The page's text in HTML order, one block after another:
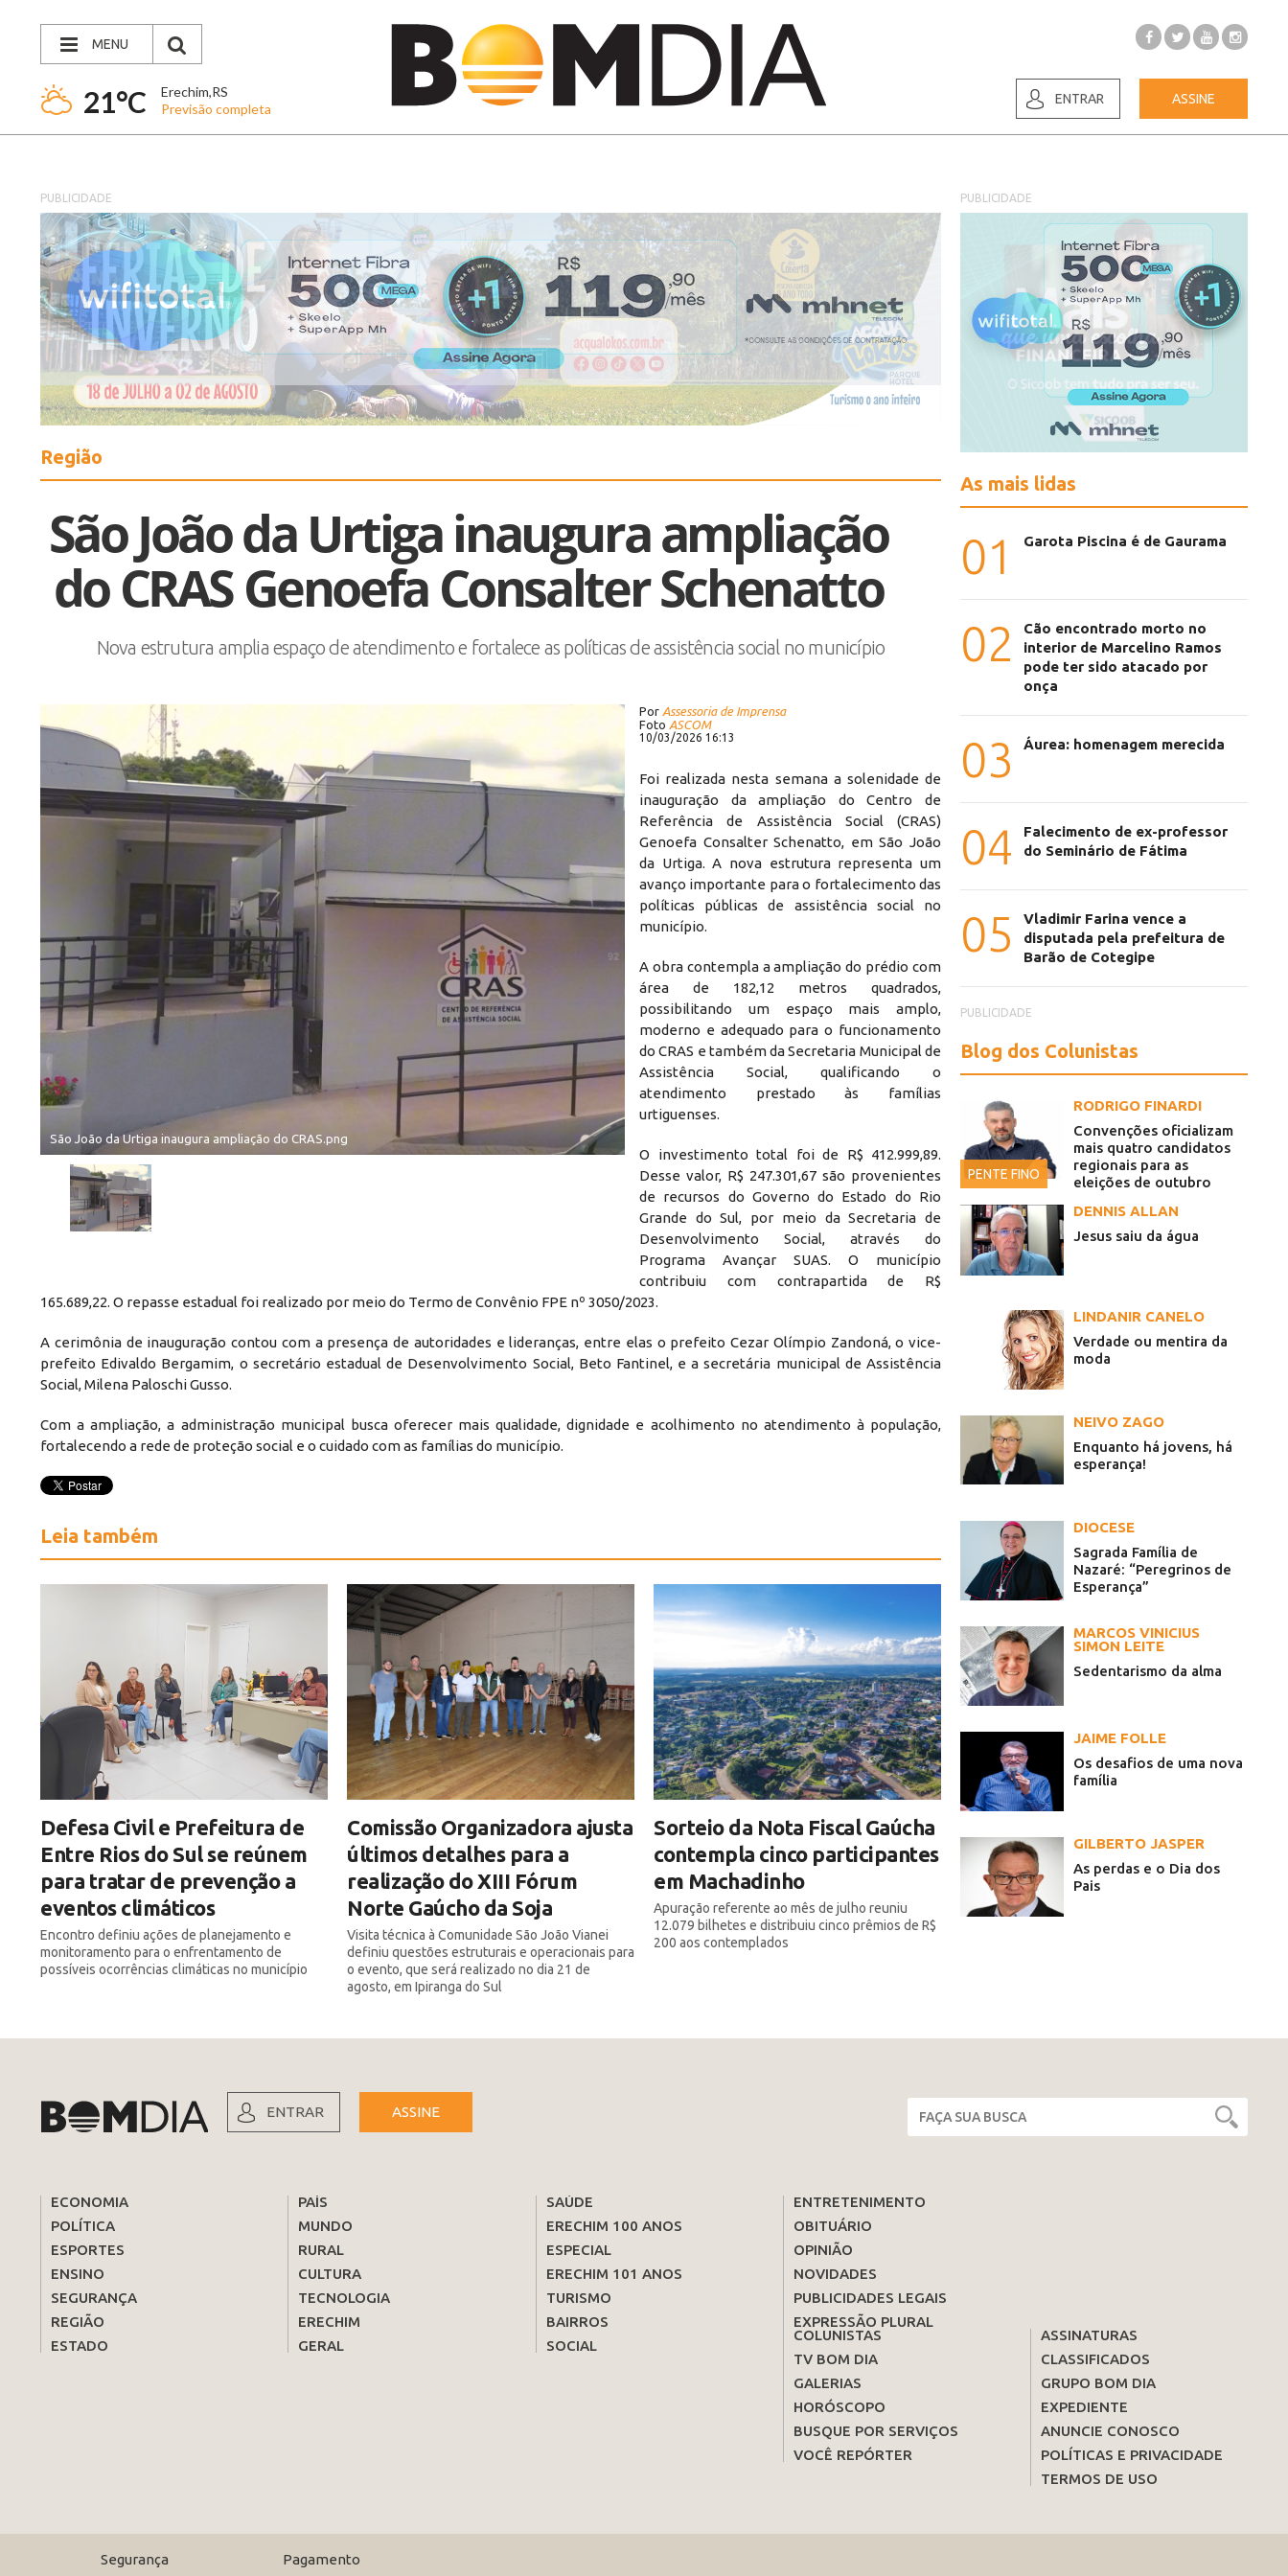
MENU
21°C
Erechim,RS
Previsão completa
ENTRAR ASSINE
PUBLICIDADE
Região
São João da Urtiga inaugura ampliação
do CRAS Genoefa Consalter Schenatto
Nova estrutura amplia espaço de atendimento e fortalece as políticas de assistência social no município
São João da Urtiga inaugura ampliação do CRAS.png
Por Assessoria de Imprensa
Foto ASCOM
10/03/2026 16:13
Foi realizada nesta semana a solenidade de
inauguração da ampliação do Centro de
Referência de Assistência Social (CRAS)
Genoefa Consalter Schenatto, em São João
da Urtiga. A nova estrutura representa um
avanço importante para o fortalecimento das
políticas públicas de assistência social no
município.
A obra contempla a ampliação do prédio com
área de 182,12 metros quadrados,
possibilitando um espaço mais amplo,
moderno e adequado para o funcionamento
do CRAS e também da Secretaria Municipal de
Assistência Social, qualificando o
atendimento prestado às famílias
urtiguenses.
O investimento total foi de R$ 412.999,89.
Desse valor, R$ 247.301,67 são provenientes
de recursos do Governo do Estado do Rio
Grande do Sul, por meio da Secretaria de
Desenvolvimento Social, através do
Programa Avançar SUAS. O município
contribuiu com contrapartida de R$
165.689,22. O repasse estadual foi realizado por meio do Termo de Convênio FPE nº 3050/2023.
A cerimônia de inauguração contou com a presença de autoridades e lideranças, entre elas o prefeito Cezar Olímpio Zandoná, o vice-
prefeito Edivaldo Bergamim, o secretário estadual de Desenvolvimento Social, Beto Fantinel, e a secretária municipal de Assistência
Social, Milena Paloschi Gusso.
Com a ampliação, a administração municipal busca oferecer mais qualidade, dignidade e acolhimento no atendimento à população,
fortalecendo a rede de proteção social e o cuidado com as famílias do município.
Leia também
Defesa Civil e Prefeitura de
Entre Rios do Sul se reúnem
para tratar de prevenção a
eventos climáticos
Encontro definiu ações de planejamento e
monitoramento para o enfrentamento de
possíveis ocorrências climáticas no município
Comissão Organizadora ajusta
últimos detalhes para a
realização do XIII Fórum
Norte Gaúcho da Soja
Visita técnica à Comunidade São João Vianei
definiu questões estruturais e operacionais para
o evento, que será realizado no dia 21 de
agosto, em Ipiranga do Sul
Sorteio da Nota Fiscal Gaúcha
contempla cinco participantes
em Machadinho
Apuração referente ao mês de julho reuniu
12.079 bilhetes e distribuiu cinco prêmios de R$
200 aos contemplados
PUBLICIDADE
As mais lidas
01 Garota Piscina é de Gaurama
02
Cão encontrado morto no
interior de Marcelino Ramos
pode ter sido atacado por
onça
03 Áurea: homenagem merecida
04
Falecimento de ex-professor
do Seminário de Fátima
05
Vladimir Farina vence a
disputada pela prefeitura de
Barão de Cotegipe
PUBLICIDADE
Blog dos Colunistas
PENTE FINO
RODRIGO FINARDI
Convenções oficializam
mais quatro candidatos
regionais para as
eleições de outubro
DENNIS ALLAN
Jesus saiu da água
LINDANIR CANELO
Verdade ou mentira da
moda
NEIVO ZAGO
Enquanto há jovens, há
esperança!
DIOCESE
Sagrada Família de
Nazaré: “Peregrinos de
Esperança”
MARCOS VINICIUS
SIMON LEITE
Sedentarismo da alma
JAIME FOLLE
Os desafios de uma nova
família
GILBERTO JASPER
As perdas e o Dia dos
Pais
ENTRAR ASSINE
ECONOMIA
POLÍTICA
ESPORTES
ENSINO
SEGURANÇA
REGIÃO
ESTADO
PAÍS
MUNDO
RURAL
CULTURA
TECNOLOGIA
ERECHIM
GERAL
SAÚDE
ERECHIM 100 ANOS
ESPECIAL
ERECHIM 101 ANOS
TURISMO
BAIRROS
SOCIAL
ENTRETENIMENTO
OBITUÁRIO
OPINIÃO
NOVIDADES
PUBLICIDADES LEGAIS
EXPRESSÃO PLURAL
COLUNISTAS
TV BOM DIA
GALERIAS
HORÓSCOPO
BUSQUE POR SERVIÇOS
VOCÊ REPÓRTER
ASSINATURAS
CLASSIFICADOS
GRUPO BOM DIA
EXPEDIENTE
ANUNCIE CONOSCO
POLÍTICAS E PRIVACIDADE
TERMOS DE USO
Segurança Pagamento